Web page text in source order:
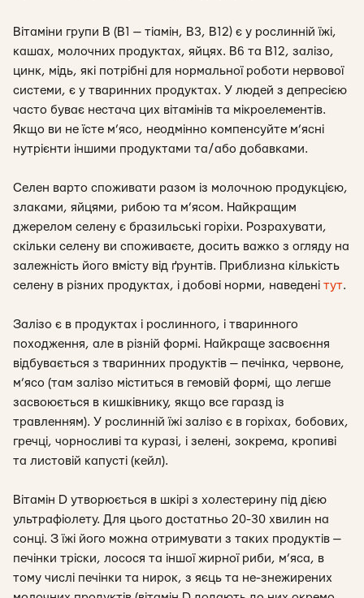
Вітаміни групи В (В1 — тіамін, В3, В12) є у рослинній їжі,
кашах, молочних продуктах, яйцях. В6 та В12, залізо,
цинк, мідь, які потрібні для нормальної роботи нервової
системи, є у тваринних продуктах. У людей з депресією
часто буває нестача цих вітамінів та мікроелементів.
Якщо ви не їсте м’ясо, неодмінно компенсуйте м’ясні
нутрієнти іншими продуктами та/або добавками.
Селен варто споживати разом із молочною продукцією,
злаками, яйцями, рибою та м’ясом. Найкращим
джерелом селену є бразильські горіхи. Розрахувати,
скільки селену ви споживаєте, досить важко з огляду на
залежність його вмісту від ґрунтів. Приблизна кількість
селену в різних продуктах, і добові норми, наведені тут.
Залізо є в продуктах і рослинного, і тваринного
походження, але в різній формі. Найкраще засвоєння
відбувається з тваринних продуктів — печінка, червоне,
м’ясо (там залізо міститься в гемовій формі, що легше
засвоюється в кишківнику, якщо все гаразд із
травленням). У рослинній їжі залізо є в горіхах, бобових,
гречці, чорносливі та куразі, і зелені, зокрема, кропиві
та листовій капусті (кейл).
Вітамін D утворюється в шкірі з холестерину під дією
ультрафіолету. Для цього достатньо 20-30 хвилин на
сонці. З їжі його можна отримувати з таких продуктів —
печінки тріски, лосося та іншої жирної риби, м’яса, в
тому числі печінки та нирок, з яєць та не-знежирених